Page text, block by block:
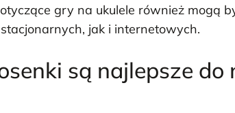
gry na ukulele również mogą
jak i internetowych.
są najlepsze